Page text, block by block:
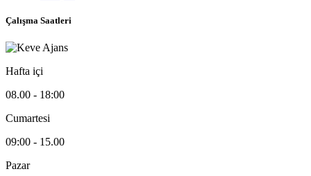
Çalışma Saatleri
Hafta içi
08.00 - 18:00
Cumartesi
09:00 - 15.00
Pazar